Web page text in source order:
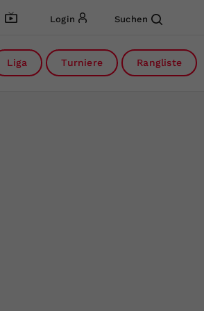
Login Suchen
Liga Turniere Rangliste